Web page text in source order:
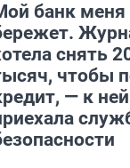
банк меня
снять
чтобы
— к